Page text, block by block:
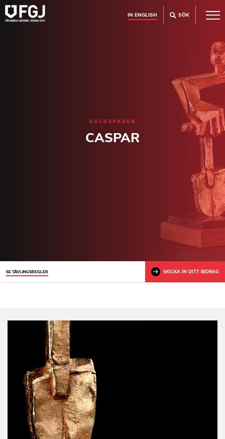
IN ENGLISH SÖK
GULDSPADEN
CASPAR
SE TÄVLINGSREGLER SKICKA IN DITT BIDRAG